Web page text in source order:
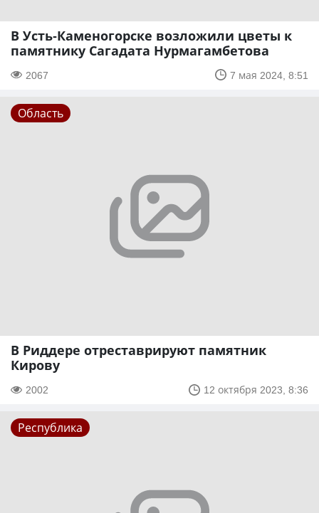
В Усть-Каменогорске возложили цветы к
памятнику Сагадата Нурмагамбетова
2067 7 мая 2024, 8:51
Область
В Риддере отреставрируют памятник
Кирову
2002 12 октября 2023, 8:36
Республика